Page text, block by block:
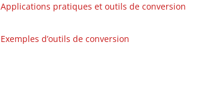
Applications pratiques et outils de conversion
Exemples d’outils de conversion